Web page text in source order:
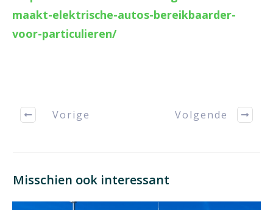
maakt-elektrische-autos-bereikbaarder-
voor-particulieren/
Vorige Volgende
Misschien ook interessant